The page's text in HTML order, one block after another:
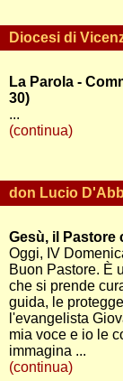
Diocesi di
La Parola -
30)
...
(continua)
don Lucio
Gesù, il Pastore
Oggi, IV
Buon Pastore. È
che si prende
guida, le
l'evangelista
mia voce e io le
immagina ...
(continua)